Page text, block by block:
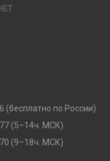
(бесплатно по России)
(5–14ч. МСК)
(9–18ч. МСК)